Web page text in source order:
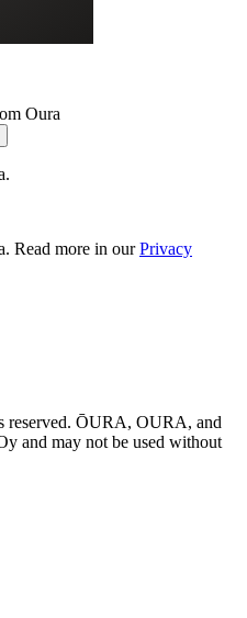
Oura
Read more in ourPrivacy
reserved. ŌURA, OURA, and
and may not be used without